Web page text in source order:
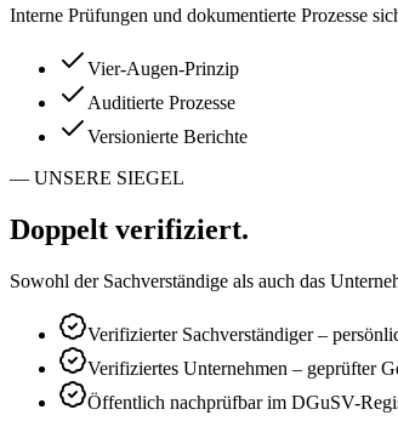
Interne Prüfungen und dokumentierte Prozesse
Vier-Augen-Prinzip
Auditierte Prozesse
Versionierte Berichte
— UNSERE SIEGEL
Doppelt verifiziert.
Sowohl der Sachverständige als auch das
Verifizierter Sachverständiger –
Verifiziertes Unternehmen – geprüfter
Öffentlich nachprüfbar im DGuSV-